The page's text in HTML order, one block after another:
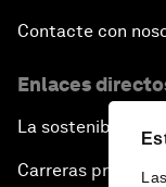
Contacte con
Enlaces
La sostenibilidad
Carreras